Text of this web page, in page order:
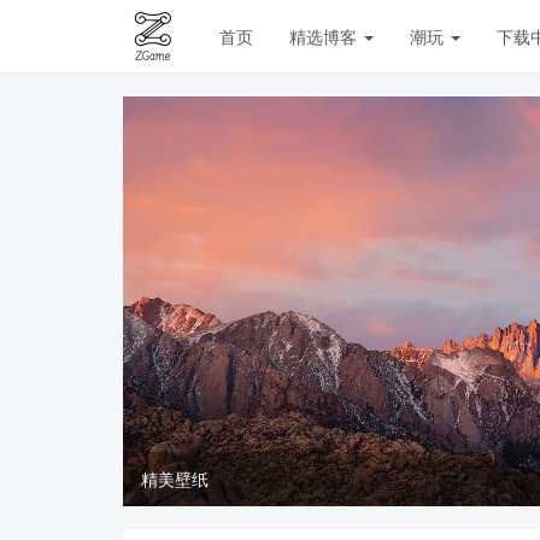
首页 精选博客 潮玩 下载
精美壁纸